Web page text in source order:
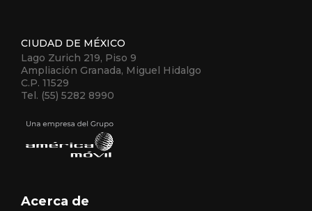
CIUDAD DE MÉXICO
Lago Zurich 219, Piso 9
Ampliación Granada, Miguel Hidalgo
C.P. 11529
Tel. (55) 5282 8990
Acerca de